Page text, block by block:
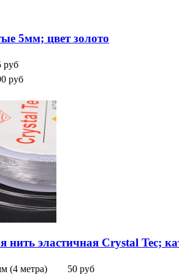
5мм; цвет золото
руб
руб
нить эластичная Crystal Tec;
(4 метра) 50 руб